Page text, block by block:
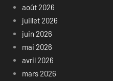
août 2026
juillet 2026
juin 2026
mai 2026
avril 2026
mars 2026